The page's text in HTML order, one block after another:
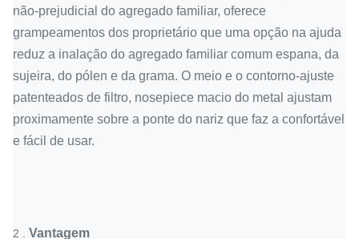
não-prejudicial do agregado familiar, oferece
grampeamentos dos proprietário que uma opção na ajuda
reduz a inalação do agregado familiar comum espana, da
sujeira, do pólen e da grama. O meio e o contorno-ajuste
patenteados de filtro, nosepiece macio do metal ajustam
proximamente sobre a ponte do nariz que faz a confortável
e fácil de usar.
2 . Vantagem